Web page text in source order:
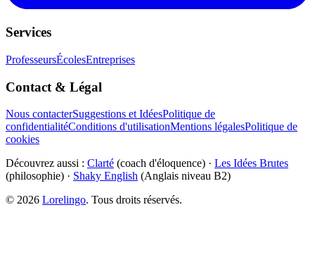
Services
ProfesseursÉcolesEntreprises
Contact & Légal
Nous contacterSuggestions et IdéesPolitique de
confidentialitéConditions d'utilisationMentions légalesPolitique de
cookies
Découvrez aussi : Clarté (coach d'éloquence) · Les Idées Brutes
(philosophie) · Shaky English (Anglais niveau B2)
© 2026 Lorelingo. Tous droits réservés.